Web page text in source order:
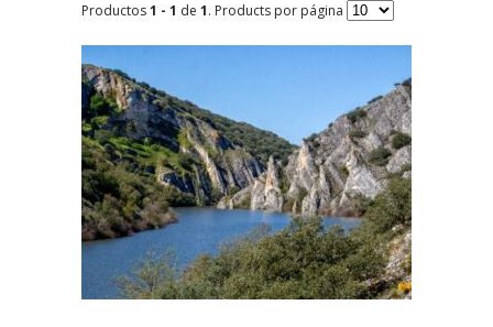
Productos1 - 1 de 1. Products por página